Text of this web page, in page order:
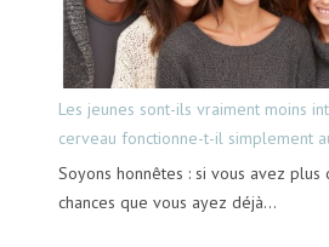
Les jeunes sont-ils vraiment moins
cerveau fonctionne-t-il simplement
Soyons honnêtes : si vous avez
chances que vous ayez déjà…